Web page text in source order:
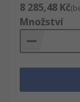
8 285,48 Kč
Množství